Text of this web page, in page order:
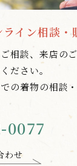
イン相談・
相談、来店の
ださい。
の着物の相談
0077
わせ